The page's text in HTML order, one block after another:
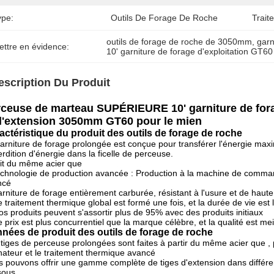
Outils De Forage De Roche
en évidence: outils de forage de roche de 3050mm ,
10' garniture de forage d'exploitation GT60
Du Produit
de marteau SUPÉRIEURE 10' garniture de
3050mm GT60 pour le mien
du produit des outils de forage de roche
de forage prolongée est conçue pour transférer l'énergie
d'énergie dans la ficelle de perceuse.
du même acier que
de production avancée : Production à la machine de
de forage entièrement carburée, résistant à l'usure et de
traitement thermique global est formé une fois, et la durée de vie est
produits peuvent s'assortir plus de 95% avec des produits initiaux
prix est plus concurrentiel que la marque célèbre, et la qualité est
de produit des outils de forage de roche
de perceuse prolongées sont faites à partir du même acier que
et le traitement thermique avancé
pouvons offrir une gamme complète de tiges d'extension dans